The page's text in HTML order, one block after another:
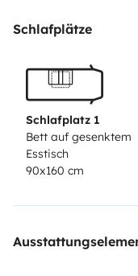
Schlafplätze
Schlafplatz 1
Bett auf gesenktem
Esstisch
90x160 cm